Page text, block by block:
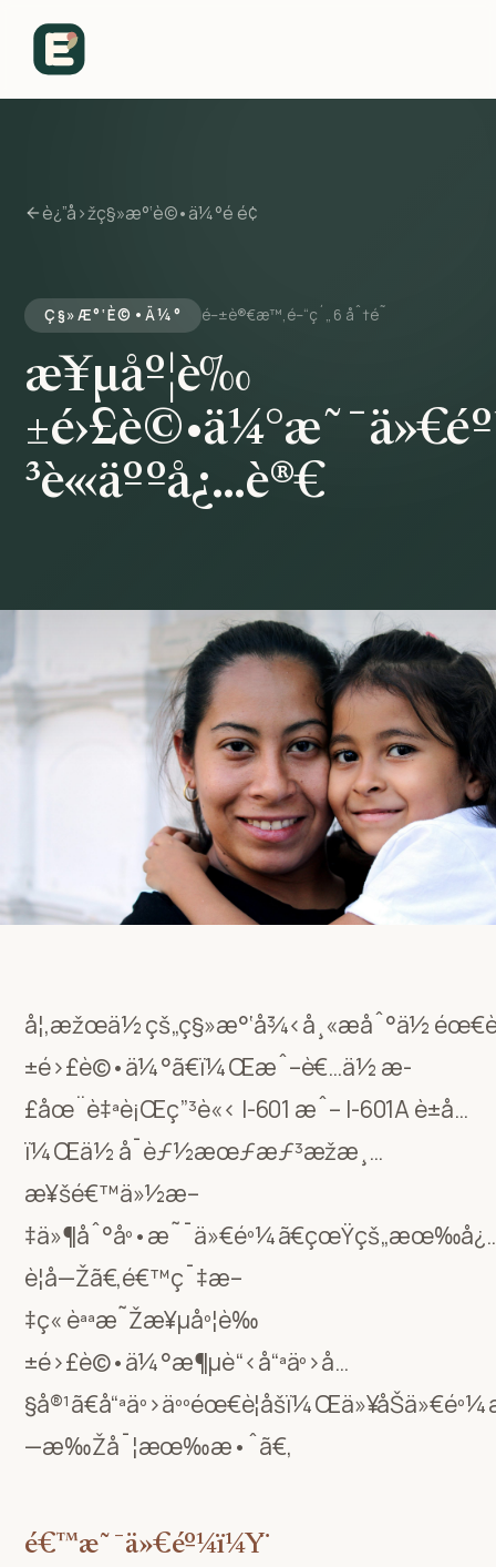
è¿”å›žç§»æ°‘è©•ä¼°é é¢
Ç§»Æ°‘È©•Ä¼° é–±è®€æ™‚é–“ç´„ 6 åˆ†é˜
æ¥µåº¦è‰
³è«‹äººå¿…è®€
å¦‚æžœä½ çš„ç§»æ°‘å¾‹å¸«æåˆ°ä½
±é›£è©•ä¼°ã€ï¼Œæˆ–è€…ä½ æ­
£åœ¨è‡ªè¡Œç”³è«‹ I-601 æˆ– I-601A è±å…
ï¼Œä½ å¯èƒ½æœƒæƒ³æžæ¸…
æ¥šé€™ä»½æ–
è¦å—Žã€‚é€™ç¯‡æ–
‡ç« èªªæ˜Žæ¥µåº¦è‰
±é›£è©•ä¼°æ¶µè“‹å“ªäº›å…
—æ‰Žå¯¦æœ‰æ•ˆã€‚
é€™æ˜¯ä»€éº¼ï¼Ÿ